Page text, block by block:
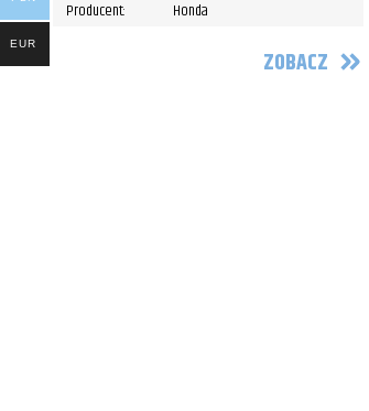
Producent:
Honda
ZOBACZ
EUR